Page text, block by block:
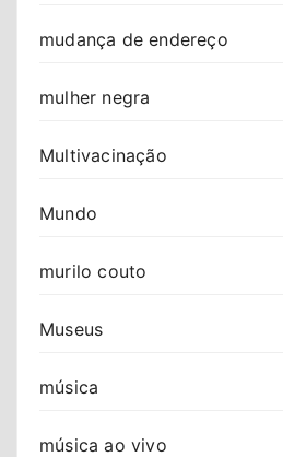
mudança de endereço
mulher negra
Multivacinação
Mundo
murilo couto
Museus
música
música ao vivo